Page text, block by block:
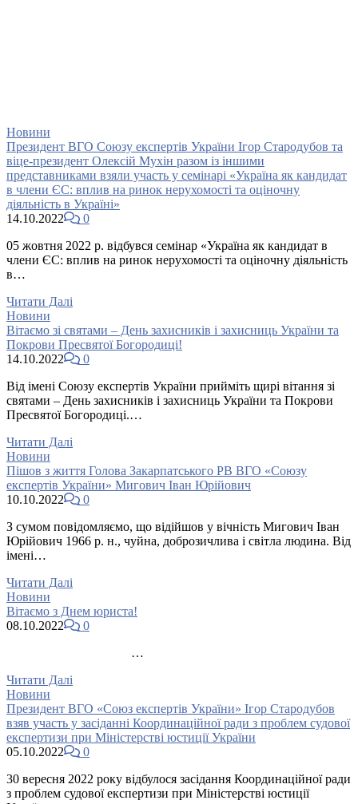
Новини
Президент ВГО Союзу експертів України Ігор Стародубов та
віце-президент Олексій Мухін разом із іншими
представниками взяли участь у семінарі «Україна як кандидат
в члени ЄС: вплив на ринок нерухомості та оціночну
діяльність в Україні»
14.10.2022
0
05 жовтня 2022 р. відбувся семінар «Україна як кандидат в
члени ЄС: вплив на ринок нерухомості та оціночну діяльність
в…
Читати Далі
Новини
Вітаємо зі святами – День захисників і захисниць України та
Покрови Пресвятої Богородиці!
14.10.2022
0
Від імені Союзу експертів України прийміть щирі вітання зі
святами – День захисників і захисниць України та Покрови
Пресвятої Богородиці.…
Читати Далі
Новини
Пішов з життя Голова Закарпатського РВ ВГО «Союзу
експертів України» Мигович Іван Юрійович
10.10.2022
0
З сумом повідомляємо, що відійшов у вічність Мигович Іван
Юрійович 1966 р. н., чуйна, доброзичлива і світла людина. Від
імені…
Читати Далі
Новини
Вітаємо з Днем юриста!
08.10.2022
0
…
Читати Далі
Новини
Президент ВГО «Союз експертів України» Ігор Стародубов
взяв участь у засіданні Координаційної ради з проблем судової
експертизи при Міністерстві юстиції України
05.10.2022
0
30 вересня 2022 року відбулося засідання Координаційної ради
з проблем судової експертизи при Міністерстві юстиції